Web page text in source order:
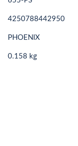
4250788442950
PHOENIX
0.158 kg